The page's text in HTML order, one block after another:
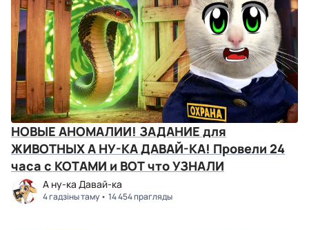
НОВЫЕ АНОМАЛИИ! ЗАДАНИЕ для
ЖИВОТНЫХ А НУ-КА ДАВАЙ-КА! Провели 24
часа с КОТАМИ и ВОТ что УЗНАЛИ
А ну-ка Давай-ка
4 гадзіны таму 14 454 прагляды